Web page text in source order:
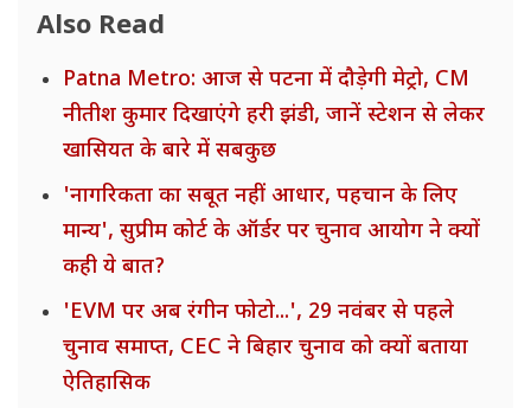
Also Read
Patna Metro: आज से पटना में दौड़ेगी मेट्रो, CM
नीतीश कुमार दिखाएंगे हरी झंडी, जानें स्टेशन से लेकर
खासियत के बारे में सबकुछ
'नागरिकता का सबूत नहीं आधार, पहचान के लिए
मान्य', सुप्रीम कोर्ट के ऑर्डर पर चुनाव आयोग ने क्यों
कही ये बात?
'EVM पर अब रंगीन फोटो...', 29 नवंबर से पहले
चुनाव समाप्त, CEC ने बिहार चुनाव को क्यों बताया
ऐतिहासिक